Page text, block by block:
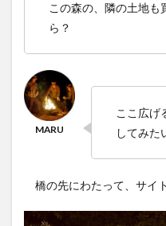
この森の、隣の土地も
ら？
ここ広げ
してみた
橋の先にわたって、サイ